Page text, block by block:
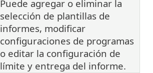
Puede agregar o eliminar la
selección de plantillas de
informes, modificar
configuraciones de programas
o editar la configuración de
límite y entrega del informe.